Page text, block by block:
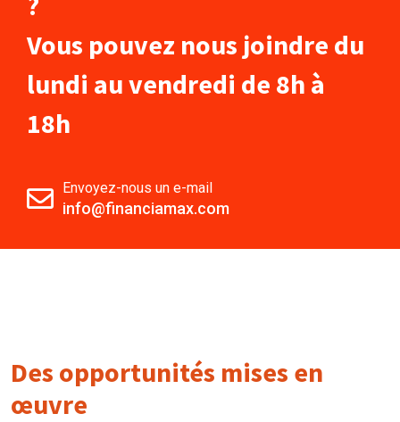
Vous pouvez nous joindre du
lundi au vendredi de 8h à
18h
Envoyez-nous un e-mail
info@financiamax.com
Des opportunités mises en
œuvre